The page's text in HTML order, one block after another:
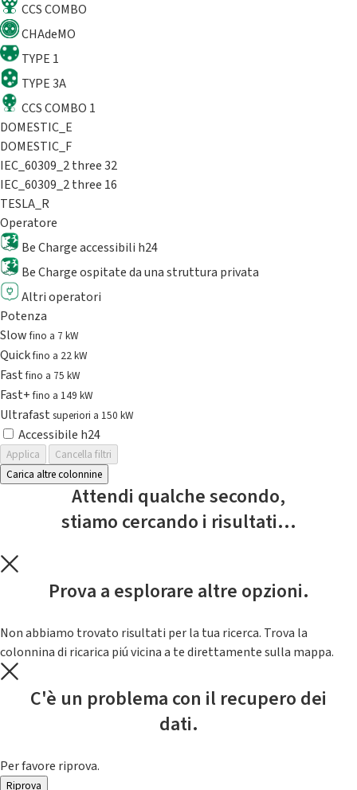
CCS COMBO
CHAdeMO
TYPE 1
TYPE 3A
CCS COMBO 1
DOMESTIC_E
DOMESTIC_F
IEC_60309_2 three 32
IEC_60309_2 three 16
TESLA_R
Operatore
Be Charge accessibili h24
Be Charge ospitate da una struttura privata
Altri operatori
Potenza
Slowfino a 7 kW
Quickfino a 22 kW
Fastfino a 75 kW
Fast+fino a 149 kW
Ultrafast superiori a 150 kW
Accessibile h24
Applica
Cancella filtri
Carica altre colonnine
Attendi qualche secondo,
stiamo cercando i risultati...
Prova a esplorare altre opzioni.
Non abbiamo trovato risultati per la tua ricerca. Trova la
colonnina di ricarica piú vicina a te direttamente sulla mappa.
C'è un problema con il recupero dei
dati.
Per favore riprova.
Riprova